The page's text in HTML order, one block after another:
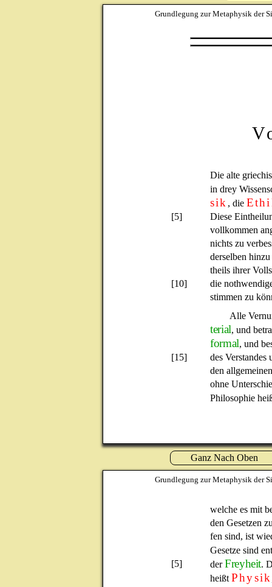
Grundlegung zur Metaphysik der
Die alte
in drey
sik , die
[5]
Diese
vollkommen
nichts zu
derselben
theils ihrer
[10]
die
stimmen zu
Alle
terial, und
formal, und
[15]
des Verstandes
den
ohne
Philosophie
Ganz Nach Oben
Grundlegung zur Metaphysik der
welche es mit
den Gesetzen
fen sind, ist
Gesetze sind
[5]
derFreyheit.
heißt Physik